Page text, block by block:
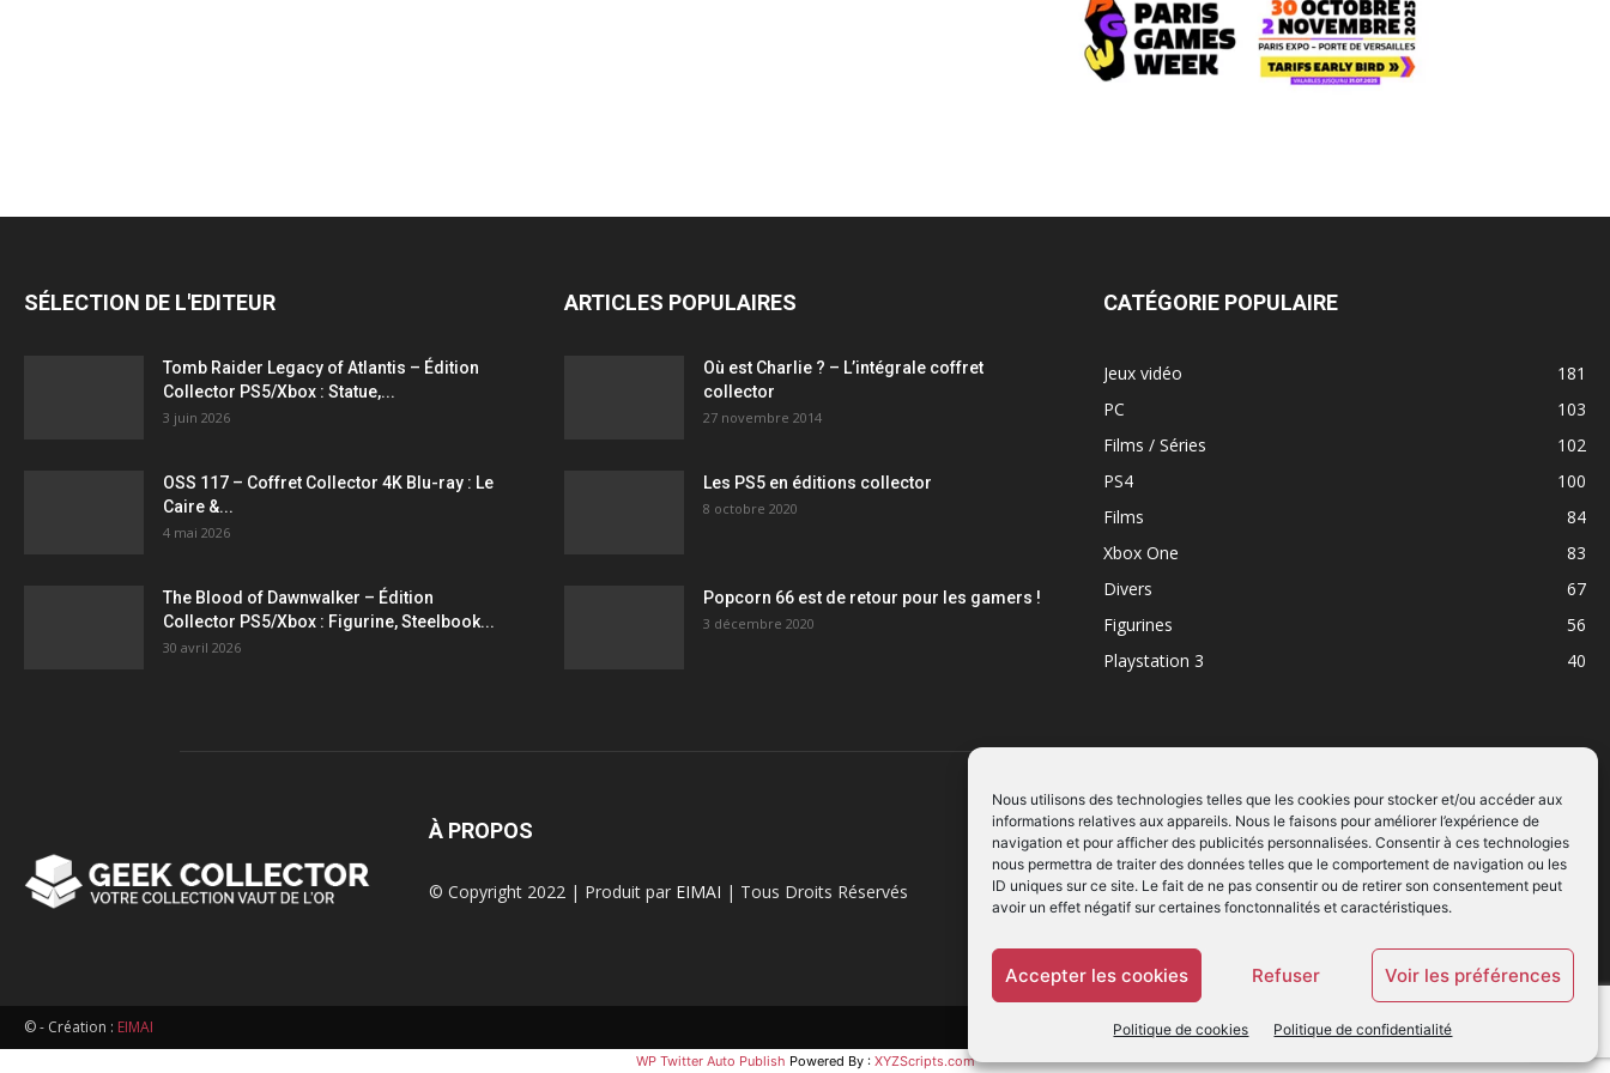
Nous utilisons des technologies telles que les cookies pour stocker et/ou accéder aux
informations relatives aux appareils. Nous le faisons pour améliorer l’expérience de
navigation et pour afficher des publicités personnalisées. Consentir à ces technologies
nous permettra de traiter des données telles que le comportement de navigation ou les
ID uniques sur ce site. Le fait de ne pas consentir ou de retirer son consentement peut
avoir un effet négatif sur certaines fonctonnalités et caractéristiques.
Accepter les cookies Refuser Voir les préférences
Politique de cookies Politique de confidentialité
statuettes
SÉLECTION DE L'EDITEUR
Tomb Raider Legacy of Atlantis – Édition
Collector PS5/Xbox : Statue,...
3 juin 2026
OSS 117 – Coffret Collector 4K Blu-ray : Le
Caire &...
4 mai 2026
The Blood of Dawnwalker – Édition
Collector PS5/Xbox : Figurine, Steelbook...
30 avril 2026
ARTICLES POPULAIRES
Où est Charlie ? – L’intégrale coffret
collector
27 novembre 2014
Les PS5 en éditions collector
8 octobre 2020
Popcorn 66 est de retour pour les gamers !
3 décembre 2020
CATÉGORIE POPULAIRE
Jeux vidéo
181
PC
103
Films / Séries
102
PS4
100
Films
84
Xbox One
83
Divers
67
Figurines
56
Playstation 3
40
À PROPOS
© Copyright 2022 | Produit par EIMAI | Tous Droits Réservés
SUIVEZ NOUS
© - Création : EIMAI
WP Twitter Auto Publish Powered By : XYZScripts.com